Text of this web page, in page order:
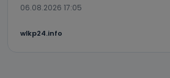
06.08.2026 17:05
wlkp24.info